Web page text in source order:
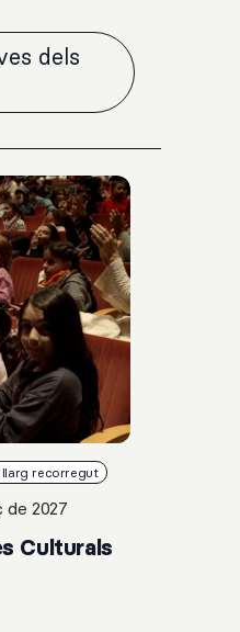
dels
recorregut
de 2027
Culturals